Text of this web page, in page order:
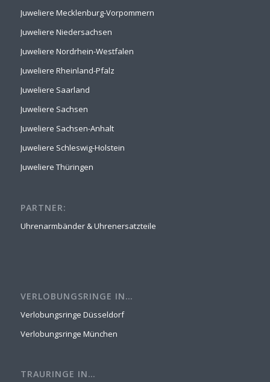
Juweliere Mecklenburg-Vorpommern
Juweliere Niedersachsen
Juweliere Nordrhein-Westfalen
Juweliere Rheinland-Pfalz
Juweliere Saarland
Juweliere Sachsen
Juweliere Sachsen-Anhalt
Juweliere Schleswig-Holstein
Juweliere Thüringen
PARTNER:
Uhrenarmbänder & Uhrenersatzteile
VERLOBUNGSRINGE IN…
Verlobungsringe Düsseldorf
Verlobungsringe München
TRAURINGE IN…